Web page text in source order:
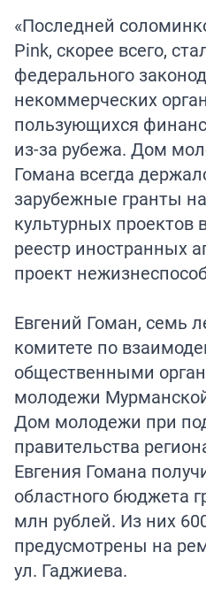
«Последней
Pink, скорее всего,
федерального
некоммерческих
пользующихся
из-за рубежа. Дом
Гомана всегда
зарубежные гранты
культурных
реестр иностранных
проект
Евгений Гоман, семь
комитете по
общественными
молодежи
Дом молодежи при
правительства
Евгения Гомана
областного бюджета
млн рублей. Из них
предусмотрены на
ул. Гаджиева.